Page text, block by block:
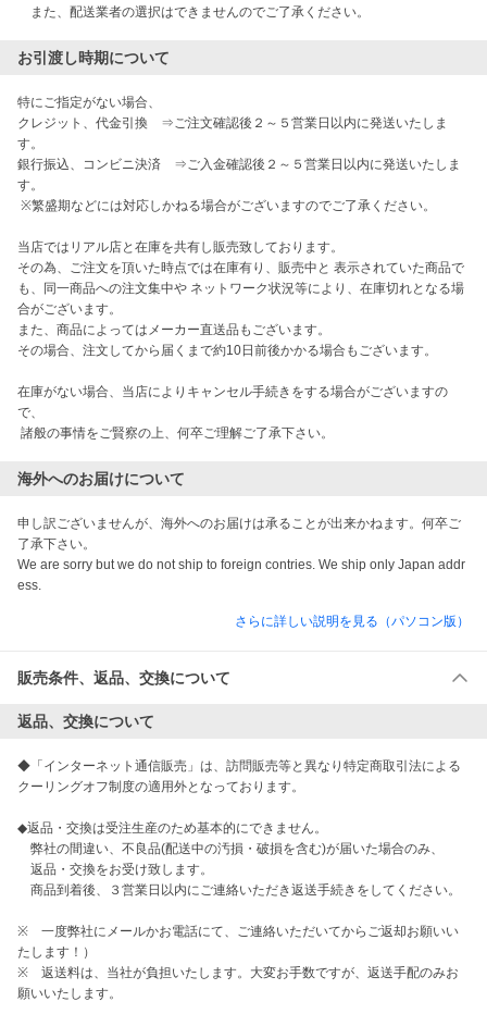
また、配送業者の選択はできませんのでご了承ください。
お引渡し時期について
特にご指定がない場合、
クレジット、代金引換　⇒ご注文確認後２～５営業日以内に発送いたしま
す。
銀行振込、コンビニ決済　⇒ご入金確認後２～５営業日以内に発送いたしま
す。
当店ではリアル店と在庫を共有し販売致しております。
その為、ご注文を頂いた時点では在庫有り、販売中と 表示されていた商品で
も、同一商品への注文集中や ネットワーク状況等により、在庫切れとなる場
合がございます。
また、商品によってはメーカー直送品もございます。
その場合、注文してから届くまで約10日前後かかる場合もございます。
在庫がない場合、当店によりキャンセル手続きをする場合がございますの
で、
諸般の事情をご賢察の上、何卒ご理解ご了承下さい。
海外へのお届けについて
申し訳ございませんが、海外へのお届けは承ることが出来かねます。何卒ご
了承下さい。
We are sorry but we do not ship to foreign contries. We ship only Japan addr
ess.
さらに詳しい説明を見る（パソコン版）
販売条件、返品、交換について
返品、交換について
◆「インターネット通信販売」は、訪問販売等と異なり特定商取引法による
クーリングオフ制度の適用外となっております。
◆返品・交換は受注生産のため基本的にできません。
弊社の間違い、不良品(配送中の汚損・破損を含む)が届いた場合のみ、
返品・交換をお受け致します。
商品到着後、３営業日以内にご連絡いただき返送手続きをしてください。
※　一度弊社にメールかお電話にて、ご連絡いただいてからご返却お願いい
たします！）
※　返送料は、当社が負担いたします。大変お手数ですが、返送手配のみお
願いいたします。